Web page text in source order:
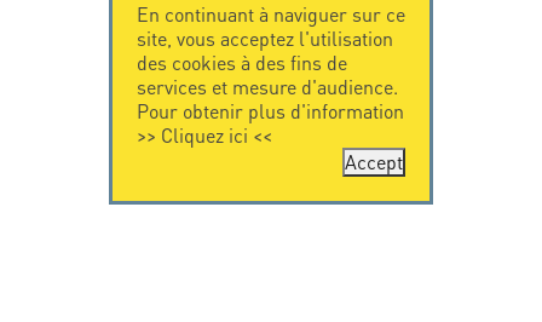
En continuant à naviguer sur ce
site, vous acceptez l'utilisation
des cookies à des fins de
services et mesure d'audience.
Pour obtenir plus d'information
>> Cliquez ici <<
Accept